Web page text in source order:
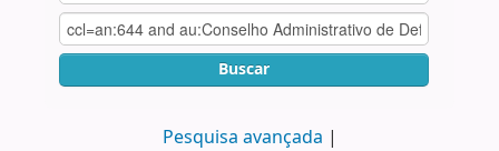
Buscar
Pesquisa avançada